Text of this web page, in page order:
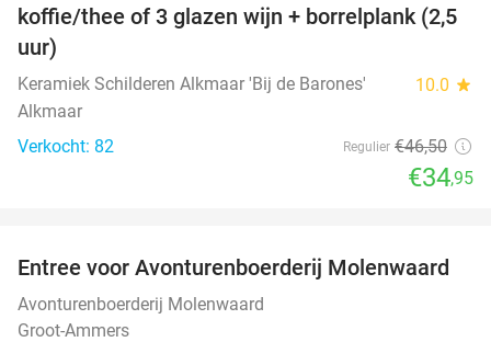
koffie/thee of 3 glazen wijn + borrelplank (2,5
uur)
Keramiek Schilderen Alkmaar 'Bij de Barones' 10.0 star
Alkmaar
Verkocht: 82
Regulier €46,50
€34,95
27%
Entree voor Avonturenboerderij Molenwaard
Avonturenboerderij Molenwaard
Groot-Ammers